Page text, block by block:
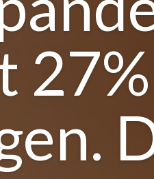
27%